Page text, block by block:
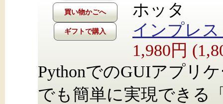
ギフトで購入
ホッタ
インプレス
1,980円
PythonでのGUIアプリ
でも簡単に実現できる